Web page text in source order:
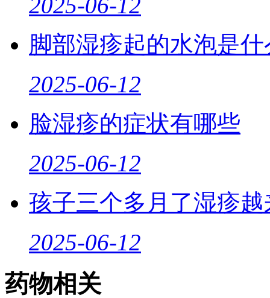
脚部湿疹起的水泡是
2025-06-12
脸湿疹的症状有哪些
2025-06-12
孩子三个多月了湿疹
2025-06-12
药物相关